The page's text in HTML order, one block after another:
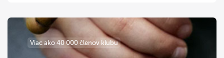
Viac ako 40 000 členov klubu